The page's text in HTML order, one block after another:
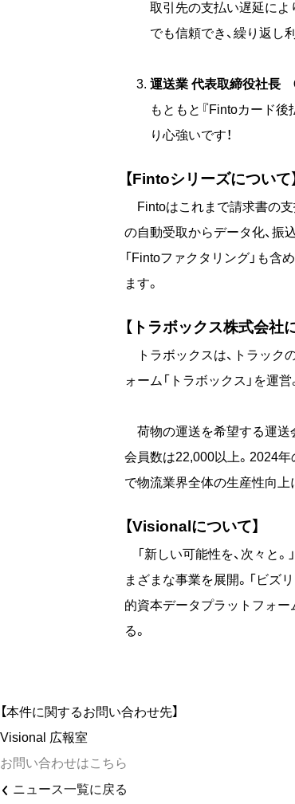
取引先の支払い遅延によ
でも信頼でき、繰り返し
運送業 代表取締役社長
もともと『Fintoカード
り心強いです！
【Fintoシリーズについて】
Fintoはこれまで請求書の支
の自動受取からデータ化、振
「Fintoファクタリング」も
ます。
【トラボックス株式会社
トラボックスは、トラック
ォーム「トラボックス」を運営
荷物の運送を希望する運送
会員数は22,000以上。2024
で物流業界全体の生産性向上
【Visionalについて】
「新しい可能性を、次々と。
まざまな事業を展開。「ビズ
的資本データプラットフォー
る。
【本件に関するお問い合わせ先】
Visional 広報室
お問い合わせはこちら
ニュース一覧に戻る